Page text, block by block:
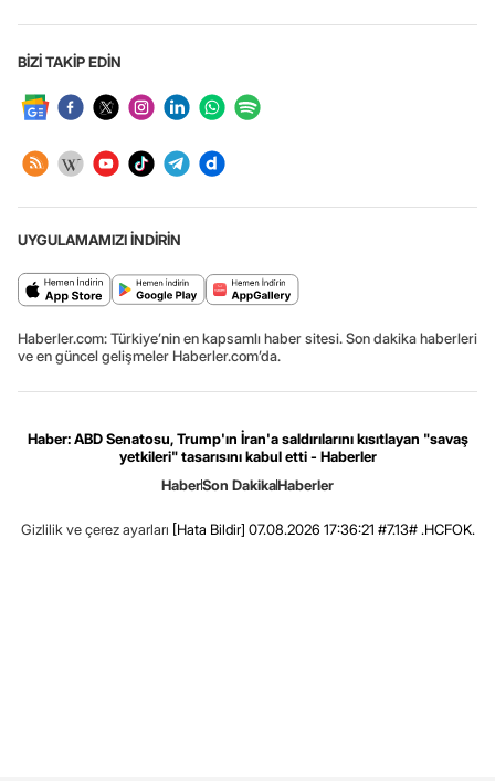
BİZİ TAKİP EDİN
UYGULAMAMIZI İNDİRİN
Haberler.com: Türkiye’nin en kapsamlı haber sitesi. Son dakika haberleri
ve en güncel gelişmeler Haberler.com’da.
Haber: ABD Senatosu, Trump'ın İran'a saldırılarını kısıtlayan "savaş
yetkileri" tasarısını kabul etti - Haberler
HaberSon DakikaHaberler
Gizlilik ve çerez ayarları [Hata Bildir] 07.08.2026 17:36:21 #7.13# .HCFOK.